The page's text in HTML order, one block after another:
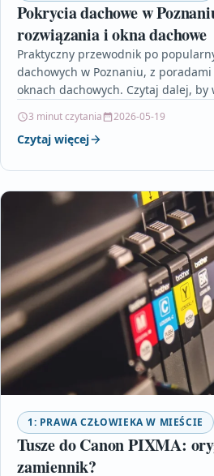
Pokrycia dachowe w
rozwiązania i okna dachowe
Praktyczny przewodnik po
dachowych w Poznaniu, z
oknach dachowych. Czytaj dalej,
3 minut czytania 2026-05-19
Czytaj więcej
1: PRAWA CZŁOWIEKA W MIEŚCIE
Tusze do Canon PIXMA:
zamiennik?